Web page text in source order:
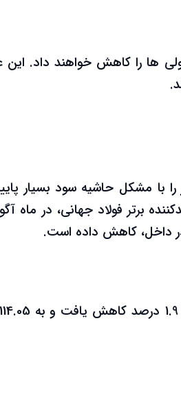
ها را کاهش خواهند داد. این
با مشکل حاشیه سود بسیار
برتر فولاد جهانی، در ماه
داخل، کاهش داده است.